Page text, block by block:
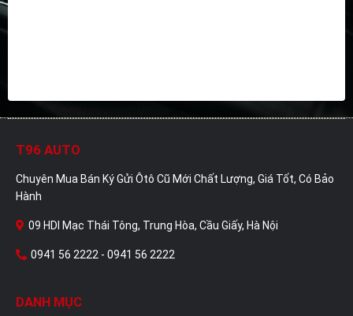
T96 AUTO
Chuyên Mua Bán Ký Gửi Ôtô Cũ Mới Chất Lượng, Giá Tốt, Có Bảo
Hành
09 HDI Mạc Thái Tông, Trung Hòa, Cầu Giấy, Hà Nội
0941 56 2222 - 0941 56 2222
DANH MỤC